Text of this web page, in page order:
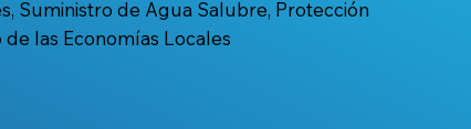
Suministro de Agua Salubre, Protección
las Economías Locales